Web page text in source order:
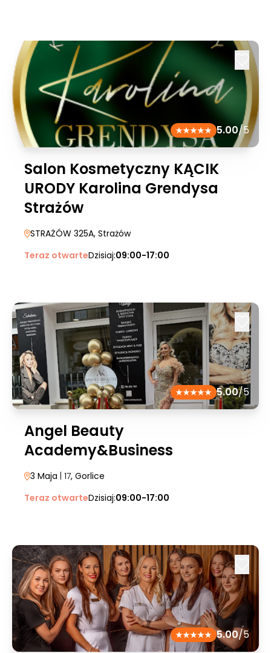
5.00/5
Salon Kosmetyczny KĄCIK
URODY Karolina Grendysa
Strażów
STRAŻÓW 325A, Strażów
Teraz otwarteDzisiaj:09:00-17:00
5.00/5
Angel Beauty
Academy&Business
3 Maja | 17, Gorlice
Teraz otwarteDzisiaj:09:00-17:00
5.00/5